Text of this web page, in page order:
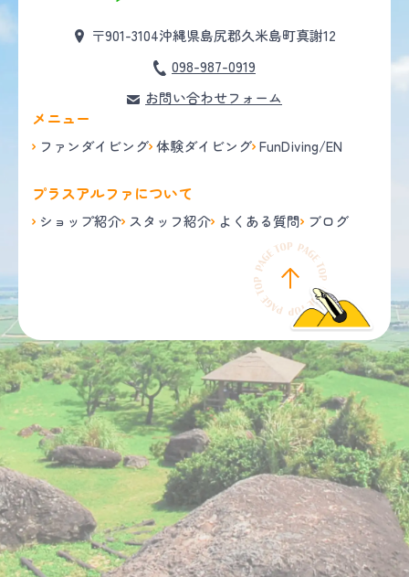
〒901-3104沖縄県島尻郡久米島町真謝12
098-987-0919
お問い合わせフォーム
メニュー
ファンダイビング 体験ダイビング FunDiving/EN
プラスアルファについて
ショップ紹介 スタッフ紹介 よくある質問 ブログ